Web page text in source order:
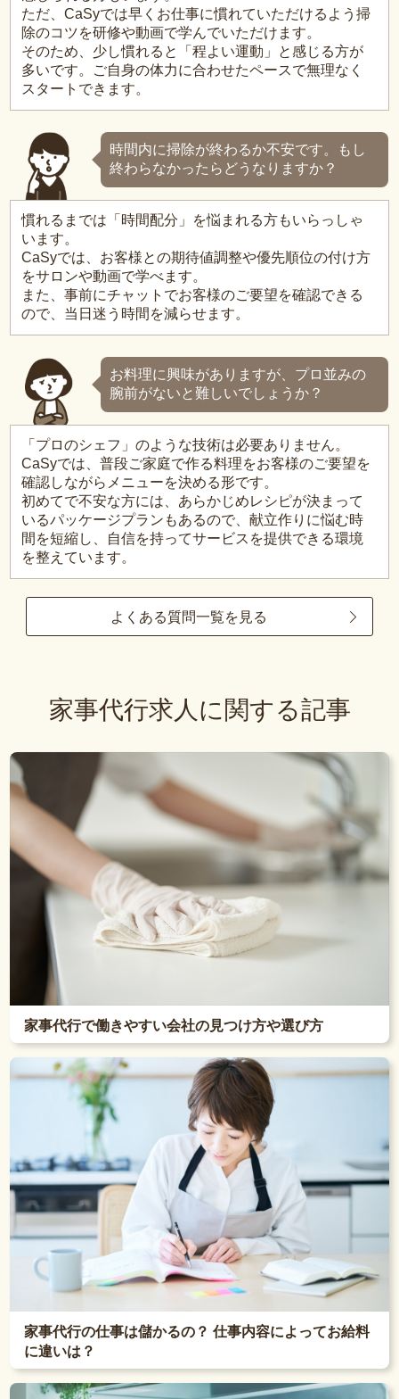
ただ、CaSyでは早くお仕事に慣れていただけるよう掃
除のコツを研修や動画で学んでいただけます。
そのため、少し慣れると「程よい運動」と感じる方が
多いです。ご自身の体力に合わせたペースで無理なく
スタートできます。
時間内に掃除が終わるか不安です。もし
終わらなかったらどうなりますか？
慣れるまでは「時間配分」を悩まれる方もいらっしゃ
います。
CaSyでは、お客様との期待値調整や優先順位の付け方
をサロンや動画で学べます。
また、事前にチャットでお客様のご要望を確認できる
ので、当日迷う時間を減らせます。
お料理に興味がありますが、プロ並みの
腕前がないと難しいでしょうか？
「プロのシェフ」のような技術は必要ありません。
CaSyでは、普段ご家庭で作る料理をお客様のご要望を
確認しながらメニューを決める形です。
初めてで不安な方には、あらかじめレシピが決まって
いるパッケージプランもあるので、献立作りに悩む時
間を短縮し、自信を持ってサービスを提供できる環境
を整えています。
よくある質問一覧を見る
家事代行求人に関する記事
家事代行で働きやすい会社の見つけ方や選び方
家事代行の仕事は儲かるの？ 仕事内容によってお給料
に違いは？